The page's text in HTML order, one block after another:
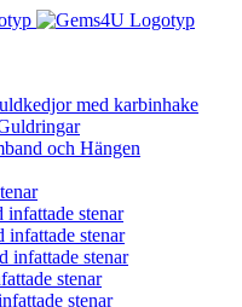
med karbinhake
och Hängen
infattade stenar
infattade stenar
infattade stenar
stenar
stenar